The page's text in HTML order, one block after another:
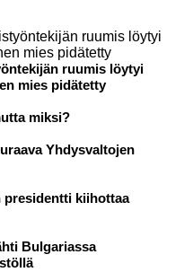
ruumis löytyi
mies pidätetty
miksi?
Yhdysvaltojen
presidentti kiihottaa
Bulgariassa